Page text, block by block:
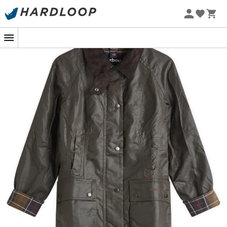
Letnie promocje 🔥 -5% DODATKOWO przy zakupie 2